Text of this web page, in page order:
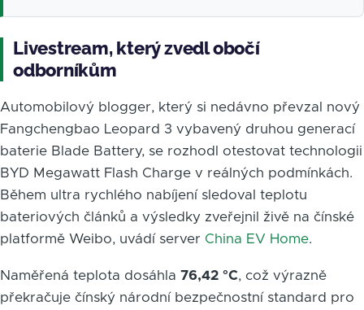
Livestream, který zvedl obočí
odborníkům
Automobilový blogger, který si nedávno převzal nový
Fangchengbao Leopard 3 vybavený druhou generací
baterie Blade Battery, se rozhodl otestovat technologii
BYD Megawatt Flash Charge v reálných podmínkách.
Během ultra rychlého nabíjení sledoval teplotu
bateriových článků a výsledky zveřejnil živě na čínské
platformě Weibo, uvádí server China EV Home.
Naměřená teplota dosáhla 76,42 °C, což výrazně
překračuje čínský národní bezpečnostní standard pro